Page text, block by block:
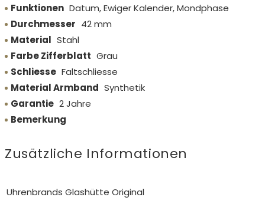
Funktionen Datum, Ewiger Kalender, Mondphase
Durchmesser 42 mm
Material Stahl
Farbe Zifferblatt Grau
Schliesse Faltschliesse
Material Armband Synthetik
Garantie 2 Jahre
Bemerkung
Zusätzliche Informationen
Uhrenbrands Glashütte Original